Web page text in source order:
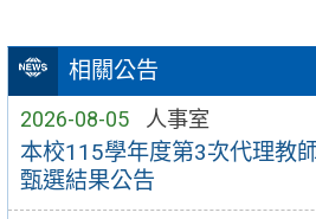
相關公告
2026-08-05 人事室
本校115學年度第3次代理教
甄選結果公告